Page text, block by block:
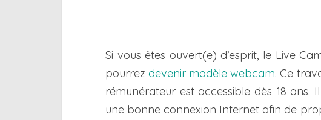
Si vous êtes ouvert(e) d’esprit, le Live
pourrez devenir modèle webcam. Ce
rémunérateur est accessible dès 18
une bonne connexion Internet afin de